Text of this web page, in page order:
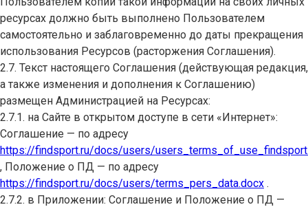
ресурсах должно быть выполнено Пользователем
самостоятельно и заблаговременно до даты прекращения
использования Ресурсов (расторжения Соглашения).
2.7. Текст настоящего Соглашения (действующая редакция,
а также изменения и дополнения к Соглашению)
размещен Администрацией на Ресурсах:
2.7.1. на Сайте в открытом доступе в сети «Интернет»:
Соглашение — по адресу
https://findsport.ru/docs/users/
, Положение о ПД — по адресу
https://findsport.ru/docs/users/terms_pers_data.docx .
2.7.2. в Приложении: Соглашение и Положение о ПД —